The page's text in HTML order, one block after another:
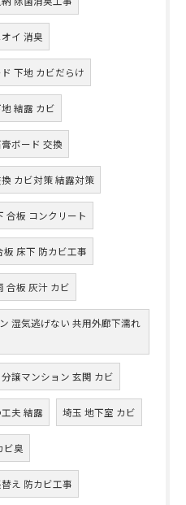
イ 消臭
下地 カビだらけ
結露 カビ
ボード 交換
カビ対策 結露対策
合板 コンクリート
板 床下 防カビ工事
合板 灰汁 カビ
湿気逃げない 共用外廊下濡れ
譲マンション 玄関 カビ
夫 結露 埼玉 地下室 カビ
ビ臭
え 防カビ工事